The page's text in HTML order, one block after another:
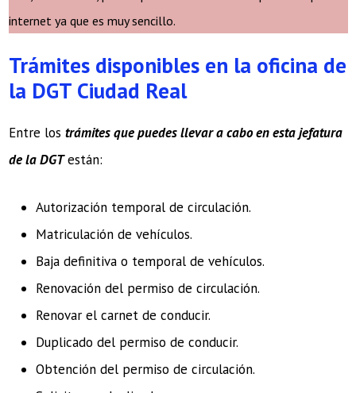
internet ya que es muy sencillo.
Trámites disponibles en la oficina de
la DGT Ciudad Real
Entre los trámites que puedes llevar a cabo en esta jefatura
de la DGTestán:
Autorización temporal de circulación.
Matriculación de vehículos.
Baja definitiva o temporal de vehículos.
Renovación del permiso de circulación.
Renovar el carnet de conducir.
Duplicado del permiso de conducir.
Obtención del permiso de circulación.